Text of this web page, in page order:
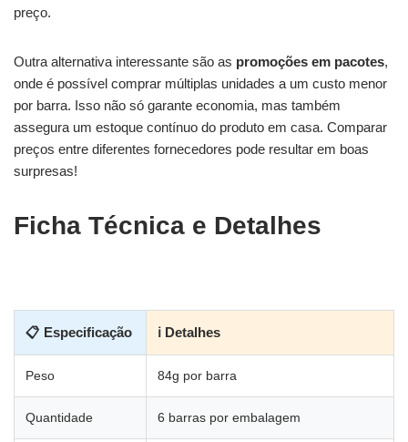
preço.
Outra alternativa interessante são as promoções em pacotes,
onde é possível comprar múltiplas unidades a um custo menor
por barra. Isso não só garante economia, mas também
assegura um estoque contínuo do produto em casa. Comparar
preços entre diferentes fornecedores pode resultar em boas
surpresas!
Ficha Técnica e Detalhes
📋 Especificação ℹ Detalhes
Peso 84g por barra
Quantidade 6 barras por embalagem